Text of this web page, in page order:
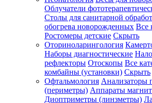
Облучатели
Столы для санитарной
обогрева новорожденных Все
Ростомеры детские Скрыть
Оториноларингология
Наборы диагностические
рефлекторы Отоскопы Все
комбайны (установки) Скрыть
Офтальмология Анализаторы
(периметры) Аппараты
Диоптриметры (линзметры)